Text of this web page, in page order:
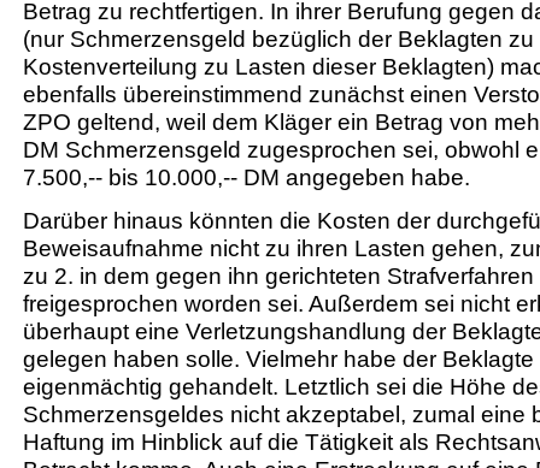
Betrag zu rechtfertigen. In ihrer Berufung gegen
(nur Schmerzensgeld bezüglich der Beklagten
Kostenverteilung zu Lasten dieser Beklagten)
ebenfalls übereinstimmend zunächst einen
ZPO geltend, weil dem Kläger ein Betrag von
DM Schmerzensgeld zugesprochen sei, obwohl
7.500,-- bis 10.000,-- DM angegeben habe.
Darüber hinaus könnten die Kosten der
Beweisaufnahme nicht zu ihren Lasten gehen,
zu 2. in dem gegen ihn gerichteten
freigesprochen worden sei. Außerdem sei nicht
überhaupt eine Verletzungshandlung der
gelegen haben solle. Vielmehr habe der
eigenmächtig gehandelt. Letztlich sei die Höhe
Schmerzensgeldes nicht akzeptabel, zumal eine
Haftung im Hinblick auf die Tätigkeit als